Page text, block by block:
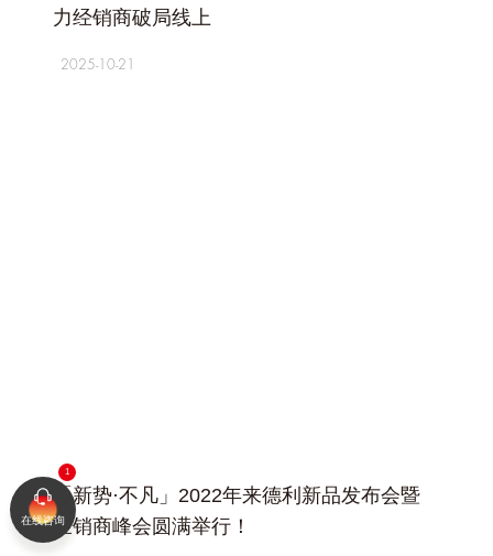
力经销商破局线上
2025-10-21
「新势·不凡」2022年来德利新品发布会暨
经销商峰会圆满举行！
在线咨询